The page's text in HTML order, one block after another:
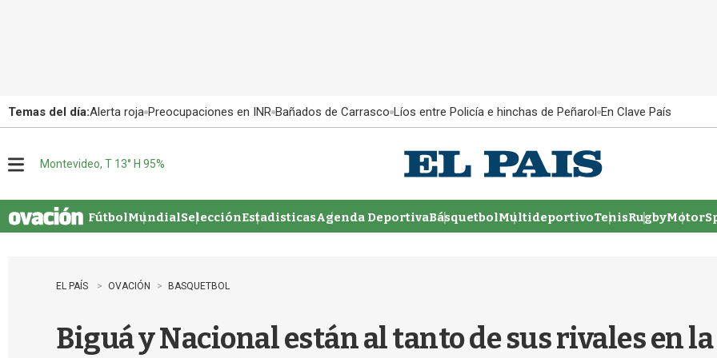
Temas del día:Alerta roja Preocupaciones en INR Bañados de Carrasco Líos entre Policía e hinchas de Peñarol En Clave País
u
Montevideo, T 13° H 95%
FútbolMundialSelecciónEstadisticasAgenda DeportivaBásquetbolMultideportivoTenisRugby
EL PAÍS OVACIÓN BASQUETBOL
Biguá y Nacional están al tanto de sus rivales en